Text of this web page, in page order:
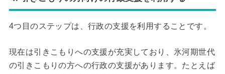
4つ目のステップは、行政の支援を利用することです。
現在は引きこもりへの支援が充実しており、氷河期世代
の引きこもりの方への行政の支援があります。たとえば